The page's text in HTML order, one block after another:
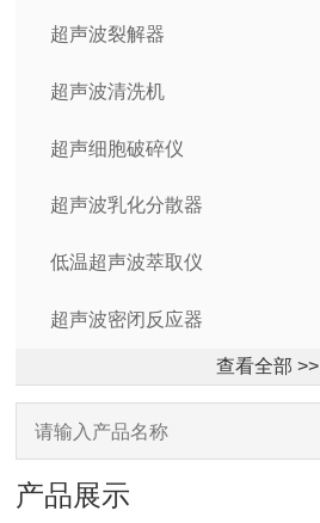
超声波裂解器
超声波清洗机
超声细胞破碎仪
超声波乳化分散器
低温超声波萃取仪
超声波密闭反应器
查看全部 >>
产品展示